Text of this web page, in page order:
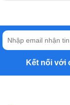
Kết nối với